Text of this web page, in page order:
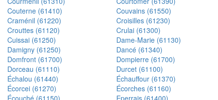
Couterne (61410)
Couvains (61550)
Craménil (61220)
Croisilles (61230)
Crouttes (61120)
Crulai (61300)
Cuissai (61250)
Dame-Marie (61130)
Damigny (61250)
Dancé (61340)
Domfront (61700)
Dompierre (61700)
Dorceau (61110)
Durcet (61100)
Échalou (61440)
Échauffour (61370)
Écorcei (61270)
Écorches (61160)
Écouché (61150)
Eperrais (61400)